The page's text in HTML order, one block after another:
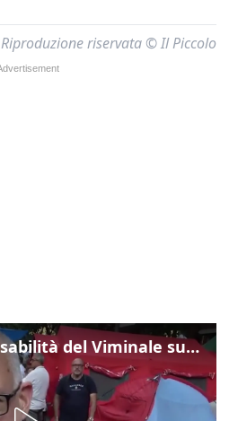
Riproduzione riservata © Il Piccolo
Gualtieri: "Responsabilità del Viminale su Spin Time? La posizione dei partiti è nota"